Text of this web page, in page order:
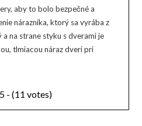
aby to bolo bezpečné a
nárazníka, ktorý sa vyrába z
na strane styku s dverami je
tlmiacou náraz dverí pri
- (11 votes)